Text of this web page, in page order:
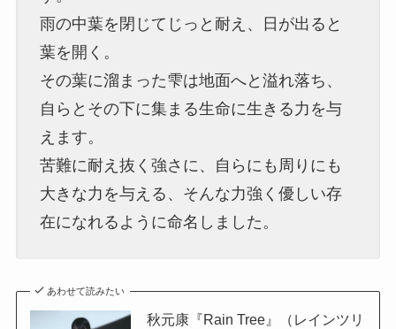
雨の中葉を閉じてじっと耐え、日が出ると
葉を開く。
その葉に溜まった雫は地面へと溢れ落ち、
自らとその下に集まる生命に生きる力を与
えます。
苦難に耐え抜く強さに、自らにも周りにも
大きな力を与える、そんな力強く優しい存
在になれるように命名しました。
あわせて読みたい
秋元康『Rain Tree』（レインツリ